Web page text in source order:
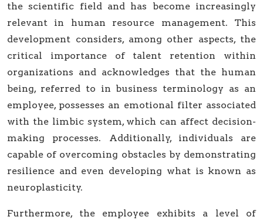
the scientific field and has become increasingly
relevant in human resource management. This
development considers, among other aspects, the
critical importance of talent retention within
organizations and acknowledges that the human
being, referred to in business terminology as an
employee, possesses an emotional filter associated
with the limbic system, which can affect decision-
making processes. Additionally, individuals are
capable of overcoming obstacles by demonstrating
resilience and even developing what is known as
neuroplasticity.
Furthermore, the employee exhibits a level of